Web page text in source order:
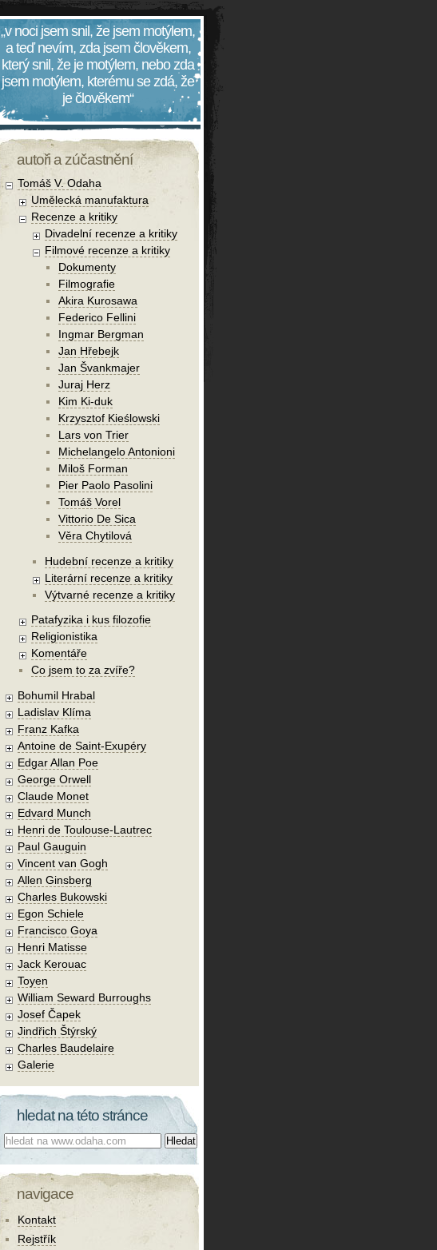
„v noci jsem snil, že jsem motýlem,
a teď nevím, zda jsem člověkem,
který snil, že je motýlem, nebo zda
jsem motýlem, kterému se zdá, že
je člověkem“
autoři a zúčastnění
Tomáš V. Odaha
Umělecká manufaktura
Recenze a kritiky
Divadelní recenze a kritiky
Filmové recenze a kritiky
Dokumenty
Filmografie
Akira Kurosawa
Federico Fellini
Ingmar Bergman
Jan Hřebejk
Jan Švankmajer
Juraj Herz
Kim Ki-duk
Krzysztof Kieślowski
Lars von Trier
Michelangelo Antonioni
Miloš Forman
Pier Paolo Pasolini
Tomáš Vorel
Vittorio De Sica
Věra Chytilová
Hudební recenze a kritiky
Literární recenze a kritiky
Výtvarné recenze a kritiky
Patafyzika i kus filozofie
Religionistika
Komentáře
Co jsem to za zvíře?
Bohumil Hrabal
Ladislav Klíma
Franz Kafka
Antoine de Saint-Exupéry
Edgar Allan Poe
George Orwell
Claude Monet
Edvard Munch
Henri de Toulouse-Lautrec
Paul Gauguin
Vincent van Gogh
Allen Ginsberg
Charles Bukowski
Egon Schiele
Francisco Goya
Henri Matisse
Jack Kerouac
Toyen
William Seward Burroughs
Josef Čapek
Jindřich Štýrský
Charles Baudelaire
Galerie
hledat na této stránce
Co hledat:
navigace
Kontakt
Rejstřík